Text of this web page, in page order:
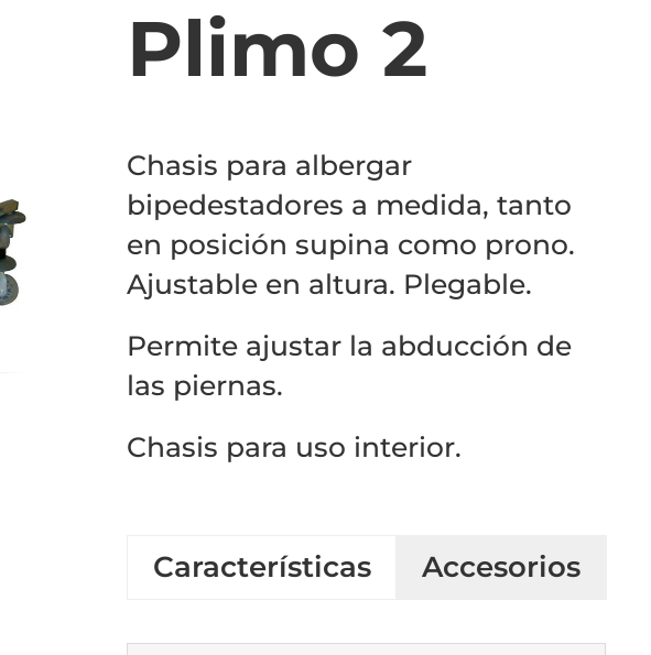
Plimo 2
Chasis para albergar
bipedestadores a medida, tanto
en posición supina como prono.
Ajustable en altura. Plegable.
Permite ajustar la abducción de
las piernas.
Chasis para uso interior.
Características Accesorios